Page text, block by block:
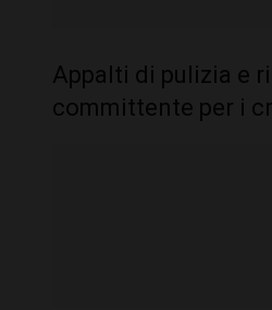
Appalti di pulizia e
committente per i